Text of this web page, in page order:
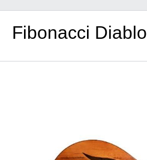
Fibonacci Diablo